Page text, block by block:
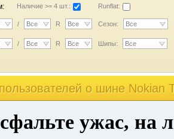
Наличие >= 4 шт.: Runflat:
/ Все R Все Сезон: Все
/ Все R Все Шипы: Все
o шине Nokian
ужас, на